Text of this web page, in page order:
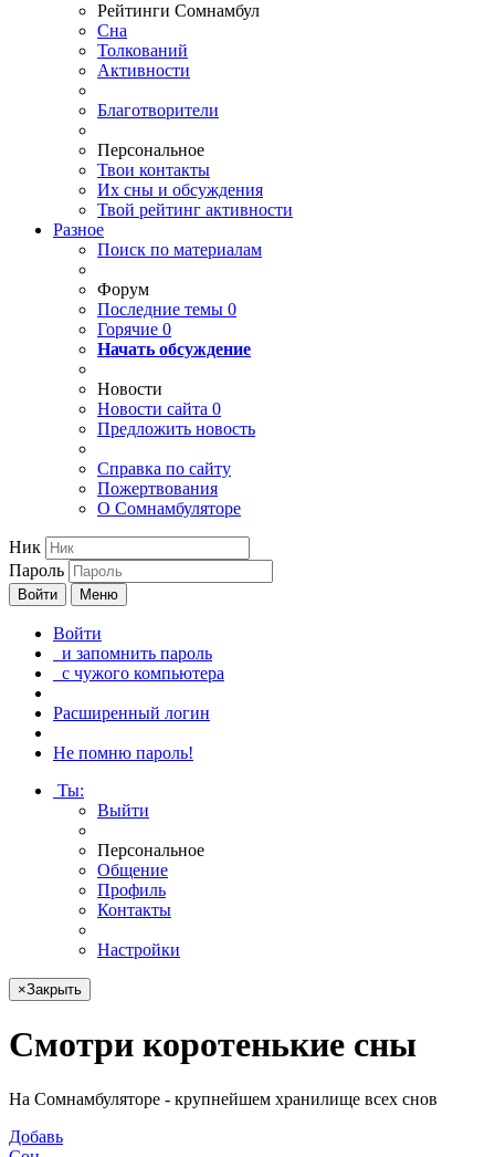
Рейтинги Сомнамбул
Сна
Толкований
Активности
Благотворители
Персональное
Твои контакты
Их сны и обсуждения
Твой рейтинг активности
Разное
Поиск по материалам
Форум
Последние темы 0
Горячие 0
Начать обсуждение
Новости
Новости сайта 0
Предложить новость
Справка по сайту
Пожертвования
О Сомнамбуляторе
Ник
Пароль
Войти Меню
Войти
и запомнить пароль
с чужого компьютера
Расширенный логин
Не помню пароль!
Ты:
Выйти
Персональное
Общение
Профиль
Контакты
Настройки
×Закрыть
Смотри коротенькие сны
На Сомнамбуляторе - крупнейшем хранилище всех снов
Добавь